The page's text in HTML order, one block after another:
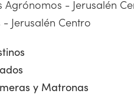
- Jerusalén
Jerusalén Centro
y Matronas